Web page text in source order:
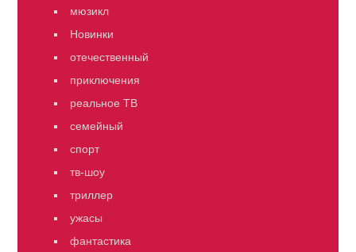
мюзикл
Новинки
отечественный
приключения
реальное ТВ
семейный
спорт
тв-шоу
триллер
ужасы
фантастика